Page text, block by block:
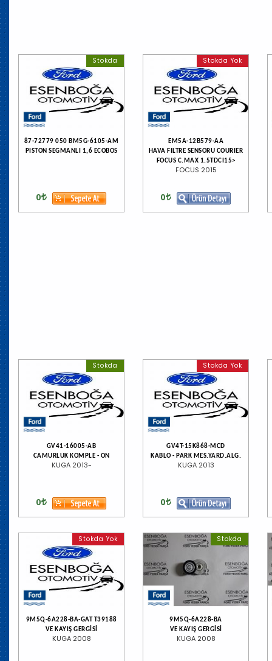
Stokda
87-72779 050 BM5G-6105-AM
PISTON SEGMANLI 1,6 ECOBOS
0
Stokda Yok
EM5A-12B579-AA
HAVA FILTRE SENSORU COURIER
FOCUS C.MAX 1.5TDCI15>
FOCUS 2015
0
Stokda
GV41-16005-AB
CAMURLUK KOMPLE - ON
KUGA 2013-
0
Stokda Yok
GV4T-15K868-MCD
KABLO - PARK MES.YARD.ALG.
KUGA 2013
0
Stokda Yok
9M5Q-6A228-BA-GAT T39188
VE KAYIŞ GERGİSİ
KUGA 2008
Stokda
9M5Q-6A228-BA
VE KAYIŞ GERGİSİ
KUGA 2008